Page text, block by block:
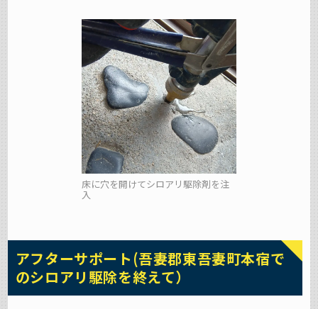
床に穴を開けてシロアリ駆除剤を注
入
アフターサポート(吾妻郡東吾妻町本宿で
のシロアリ駆除を終えて）